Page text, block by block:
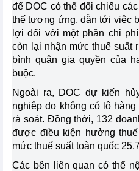
để DOC có thể đối chiếu
thế tương ứng, dẫn tới việc
lợi đối với một phần chi
còn lại nhận mức thuế suất
bình quân gia quyền của
buộc.
Ngoài ra, DOC dự kiến
nghiệp do không có lô
rà soát. Đồng thời, 132
được điều kiện hưởng
mức thuế suất toàn quốc
Các bên liên quan có thể